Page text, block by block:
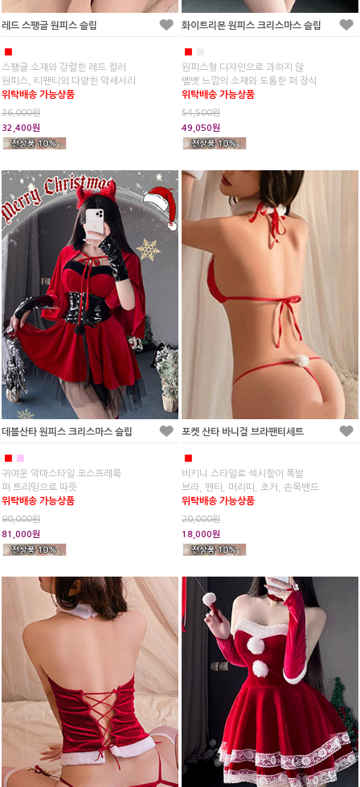
레드 스팽글 원피스 슬립
■
스팽글 소재와 강렬한 레드 컬러
원피스, 티팬티외 다양한 악세서리
위탁배송 가능상품
36,000원
32,400원
화이트리본 원피스 크리스마스 슬립
■
원피스형 디자인으로 과하지 않
벨벳 느낌의 소재와 도톰한 퍼 장식
위탁배송 가능상품
54,500원
49,050원
데블산타 원피스 크리스마스 슬립
■ ■
귀여운 악마스타일 코스프레룩
퍼 트리밍으로 따뜻
위탁배송 가능상품
90,000원
81,000원
포켓 산타 바니걸 브라팬티세트
■
비키니 스타일로 섹시함이 폭발
브라, 팬티, 머리띠, 초커, 손목밴드
위탁배송 가능상품
20,000원
18,000원